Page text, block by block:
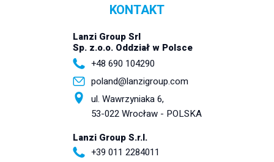
KONTAKT
Lanzi Group Srl
Sp. z.o.o. Oddział w Polsce
+48 690 104290
poland@lanzigroup.com
ul. Wawrzyniaka 6,
53-022 Wrocław - POLSKA
Lanzi Group S.r.l.
+39 011 2284011